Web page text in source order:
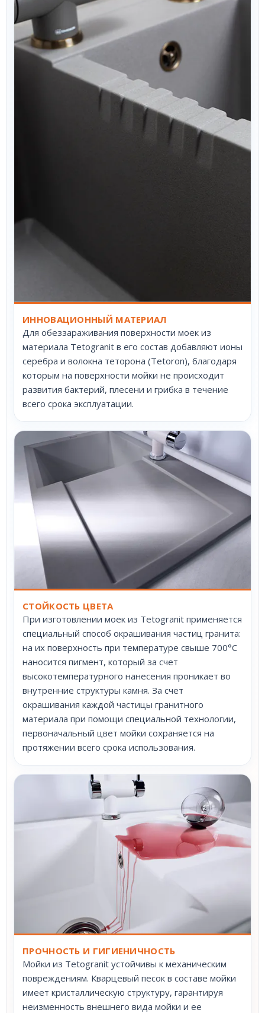
ИННОВАЦИОННЫЙ МАТЕРИАЛ
Для обеззараживания поверхности моек из
материала Tetogranit в его состав добавляют ионы
серебра и волокна теторона (Tetoron), благодаря
которым на поверхности мойки не происходит
развития бактерий, плесени и грибка в течение
всего срока эксплуатации.
СТОЙКОСТЬ ЦВЕТА
При изготовлении моек из Tetogranit применяется
специальный способ окрашивания частиц гранита:
на их поверхность при температуре свыше 700°С
наносится пигмент, который за счет
высокотемпературного нанесения проникает во
внутренние структуры камня. За счет
окрашивания каждой частицы гранитного
материала при помощи специальной технологии,
первоначальный цвет мойки сохраняется на
протяжении всего срока использования.
ПРОЧНОСТЬ И ГИГИЕНИЧНОСТЬ
Мойки из Tetogranit устойчивы к механическим
повреждениям. Кварцевый песок в составе мойки
имеет кристаллическую структуру, гарантируя
неизменность внешнего вида мойки и ее